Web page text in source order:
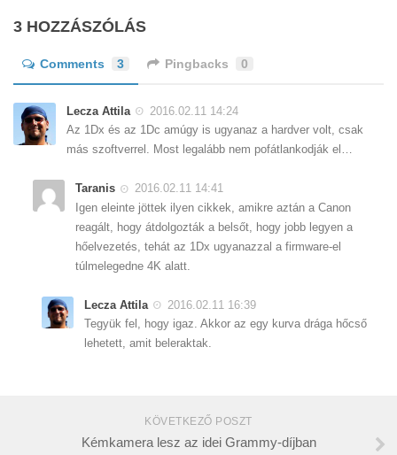
3 HOZZÁSZÓLÁS
Comments 3 Pingbacks 0
Lecza Attila
2016.02.11 14:24
Az 1Dx és az 1Dc amúgy is ugyanaz a hardver volt, csak
más szoftverrel. Most legalább nem pofátlankodják el…
Taranis
2016.02.11 14:41
Igen eleinte jöttek ilyen cikkek, amikre aztán a Canon
reagált, hogy átdolgozták a belsőt, hogy jobb legyen a
hőelvezetés, tehát az 1Dx ugyanazzal a firmware-el
túlmelegedne 4K alatt.
Lecza Attila
2016.02.11 16:39
Tegyük fel, hogy igaz. Akkor az egy kurva drága hőcső
lehetett, amit beleraktak.
KÖVETKEZŐ POSZT
Kémkamera lesz az idei Grammy-díjban